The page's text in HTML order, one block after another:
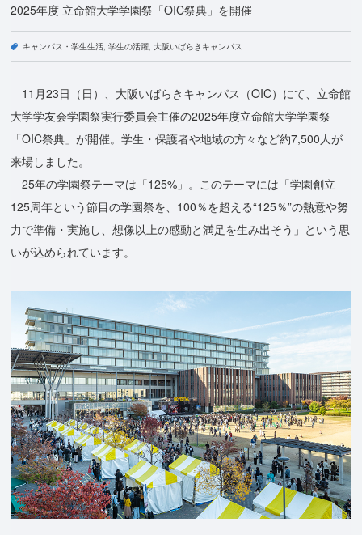
2025年度 立命館大学学園祭「OIC祭典」を開催
キャンパス・学生生活 学生の活躍 大阪いばらきキャンパス
11月23日（日）、大阪いばらきキャンパス（OIC）にて、立命館
大学学友会学園祭実行委員会主催の2025年度立命館大学学園祭
「OIC祭典」が開催。学生・保護者や地域の方々など約7,500人が
来場しました。
25年の学園祭テーマは「125%」。このテーマには「学園創立
125周年という節目の学園祭を、100％を超える“125％”の熱意や努
力で準備・実施し、想像以上の感動と満足を生み出そう」という思
いが込められています。